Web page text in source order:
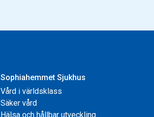
Sophiahemmet Sjukhus
Vård i världsklass
Säker vård
Hälsa och hållbar utveckling